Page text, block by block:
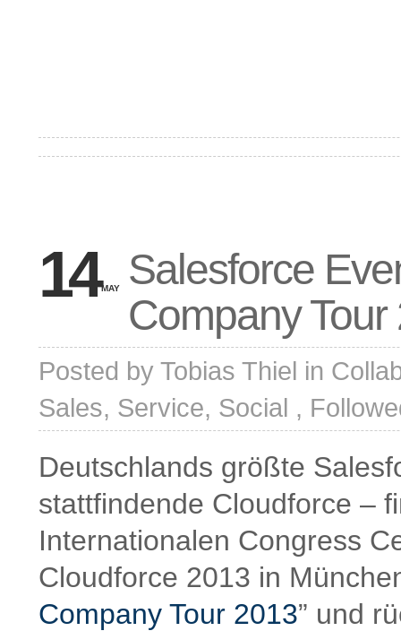
14 MAY
Salesforce
Company Tour
Posted by Tobias Thiel in
Sales, Service, Social ,
Deutschlands größte
stattfindende Cloudforce –
Internationalen Congress
Cloudforce 2013 in
Company Tour 2013” und